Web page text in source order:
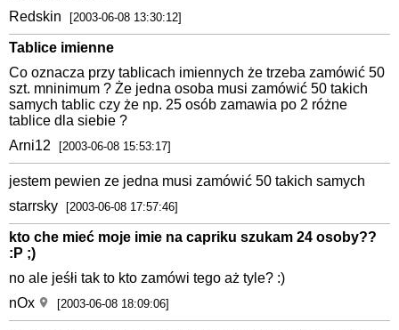
Redskin
[2003-06-08 13:30:12]
Tablice imienne
Co oznacza przy tablicach imiennych że trzeba zamówić 50
szt. mninimum ? Że jedna osoba musi zamówić 50 takich
samych tablic czy że np. 25 osób zamawia po 2 różne
tablice dla siebie ?
Arni12
[2003-06-08 15:53:17]
jestem pewien ze jedna musi zamówić 50 takich samych
starrsky
[2003-06-08 17:57:46]
kto che mieć moje imie na capriku szukam 24 osoby??
:P ;)
no ale jeśłi tak to kto zamówi tego aż tyle? :)
nOx
[2003-06-08 18:09:06]